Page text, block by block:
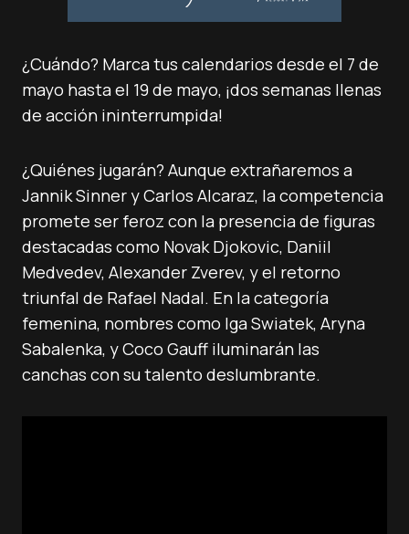
¿Cuándo? Marca tus calendarios desde el 7 de
mayo hasta el 19 de mayo, ¡dos semanas llenas
de acción ininterrumpida!
¿Quiénes jugarán? Aunque extrañaremos a
Jannik Sinner y Carlos Alcaraz, la competencia
promete ser feroz con la presencia de figuras
destacadas como Novak Djokovic, Daniil
Medvedev, Alexander Zverev, y el retorno
triunfal de Rafael Nadal. En la categoría
femenina, nombres como Iga Swiatek, Aryna
Sabalenka, y Coco Gauff iluminarán las
canchas con su talento deslumbrante.